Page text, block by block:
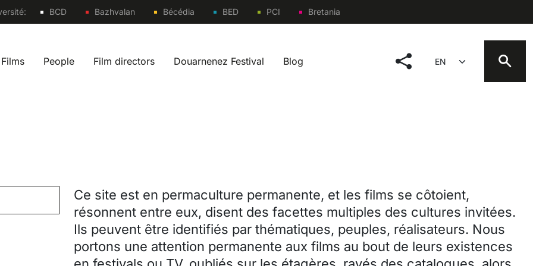
Sites
BCD Bazhvalan Bécédia BED PCI Bretania
navigation fr
Films People Film directors Douarnenez Festival Blog social menu
Select your language
Ce site est en permaculture permanente, et les films se côtoient,
résonnent entre eux, disent des facettes multiples des cultures invitées.
Ils peuvent être identifiés par thématiques, peuples, réalisateurs. Nous
portons une attention permanente aux films au bout de leurs existences